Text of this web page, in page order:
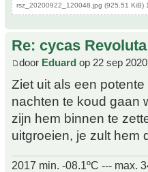
rsz_20200922_120048.jpg (925.51 KiB)
Re: cycas Revoluta
door Eduard op 22 sep
Ziet uit als een
nachten te koud gaan
zijn hem binnen te
uitgroeien, je zult hem
2017 min. -08.1ºC --- max.